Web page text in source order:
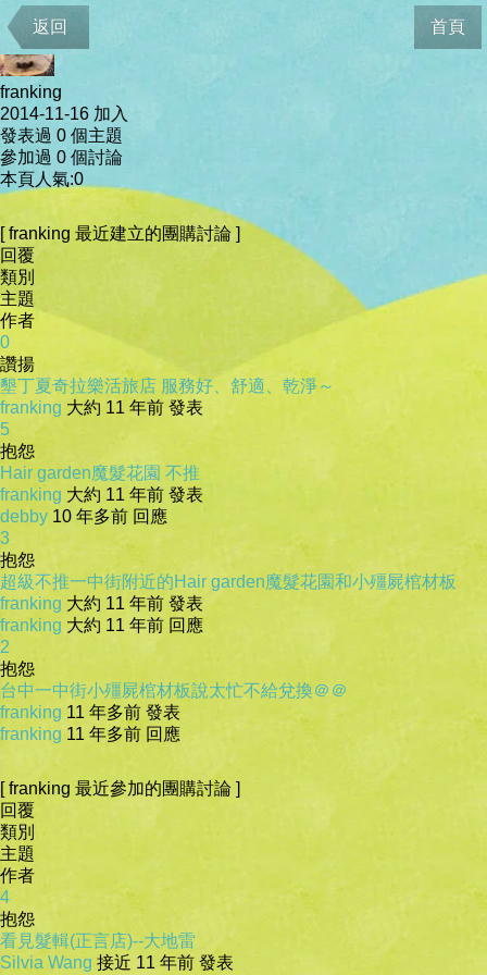
返回 首頁
會員資料
franking
2014-11-16 加入
發表過 0 個主題
參加過 0 個討論
本頁人氣:0
[ franking 最近建立的團購討論 ]
回覆
類別
主題
作者
0
讚揚
墾丁夏奇拉樂活旅店 服務好、舒適、乾淨～
franking 大約 11 年前 發表
5
抱怨
Hair garden魔髮花園 不推
franking 大約 11 年前 發表
debby 10 年多前 回應
3
抱怨
超級不推一中街附近的Hair garden魔髮花園和小殭屍棺材板
franking 大約 11 年前 發表
franking 大約 11 年前 回應
2
抱怨
台中一中街小殭屍棺材板說太忙不給兌換＠＠
franking 11 年多前 發表
franking 11 年多前 回應
[ franking 最近參加的團購討論 ]
回覆
類別
主題
作者
4
抱怨
看見髮輯(正言店)--大地雷
Silvia Wang 接近 11 年前 發表